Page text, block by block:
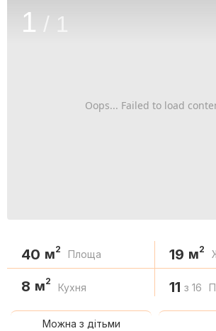
Oops... Failed to load
1 / 1
40 м2 Площа 19 м2
8 м2
Кухня 11 з 16
Можна з дітьми